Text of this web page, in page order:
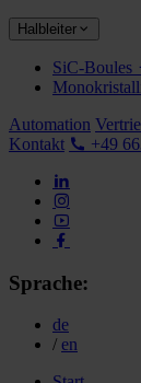
Halbleiter
SiC-Boules
Automation
Kontakt
+49
Sprache:
de
/ en